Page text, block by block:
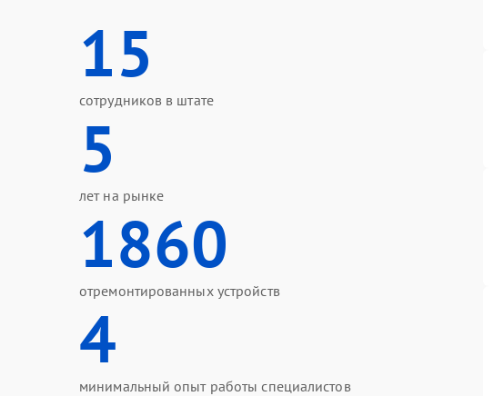
15
сотрудников в штате
5
лет на рынке
1860
отремонтированных устройств
4
минимальный опыт работы специалистов